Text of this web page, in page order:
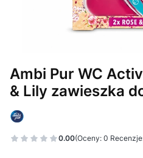
Ambi Pur WC
& Lily zawieszka
0.00(Oceny: 0
Przejdź do sekcji